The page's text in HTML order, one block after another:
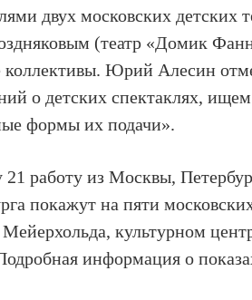
двух московских
(театр «Домик
коллективы. Юрий Алесин
о детских спектаклях,
формы их подачи».
21 работу из Москвы,
покажут на пяти
культурном
информация о